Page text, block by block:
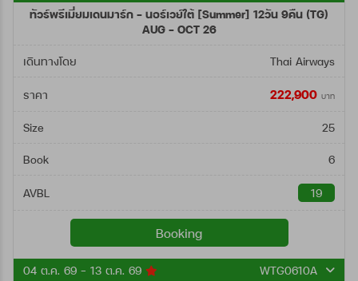
ค้นหา
ทัวร์พรีเมี่ยมเดนมาร์ก - นอร์เวย์ใต้ [Summer] 12วัน 9คืน (TG)
AUG - OCT 26
เดินทางโดย Thai Airways
ราคา 222,900 บาท
Size 25
Book 6
AVBL 19
Booking
04 ต.ค. 69 - 13 ต.ค. 69
WTG0610A